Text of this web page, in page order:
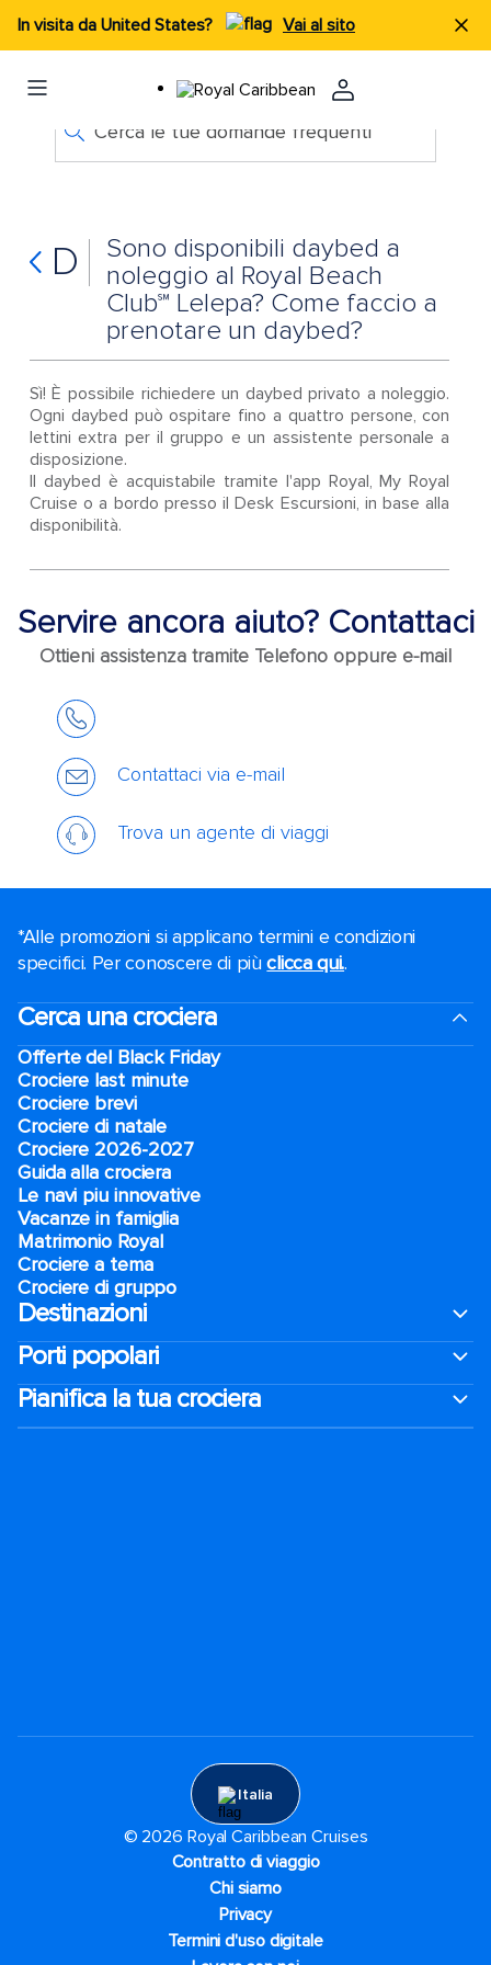
In visita da United States? Vai al sito
Cerca le tue domande frequenti
D
Sono disponibili daybed a
noleggio al Royal Beach
Club℠ Lelepa? Come faccio a
prenotare un daybed?
Sì! È possibile richiedere un daybed privato a noleggio.
Ogni daybed può ospitare fino a quattro persone, con
lettini extra per il gruppo e un assistente personale a
disposizione.
Il daybed è acquistabile tramite l'app Royal, My Royal
Cruise o a bordo presso il Desk Escursioni, in base alla
disponibilità.
Servire ancora aiuto? Contattaci
Ottieni assistenza tramite Telefono oppure e-mail
Contattaci via e-mail
Trova un agente di viaggi
*Alle promozioni si applicano termini e condizioni
specifici. Per conoscere di piùclicca qui..
Cerca una crociera
Offerte del Black Friday
Crociere last minute
Crociere brevi​
Crociere di natale​
Crociere 2026-2027
Guida alla crociera
Le navi piu innovative
Vacanze in famiglia
Matrimonio Royal
Crociere a tema
Crociere di gruppo
Destinazioni
Porti popolari
Pianifica la tua crociera
Italia
© 2026 Royal Caribbean Cruises
Contratto di viaggio
Chi siamo
Privacy
Termini d'uso digitale